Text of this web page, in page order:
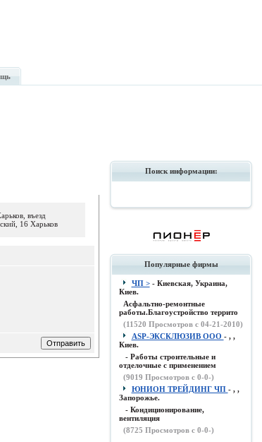
въезд
16 Харьков
Поиск информации:
Популярные фирмы
ЧП >- Киевская, Украина,
Киев.
Асфальтно-ремонтные
работы.Благоустройство террито
(11520 Просмотров с 04-21-2010)
ASP-ЭКСКЛЮЗИВ ООО - , ,
Киев.
- Работы строительные и
отделочные с применением
(9019 Просмотров с 0-0-)
ЮНИОН ТРЕЙДИНГ ЧП - , ,
Запорожье.
- Кондиционирование,
вентиляция
(8725 Просмотров с 0-0-)